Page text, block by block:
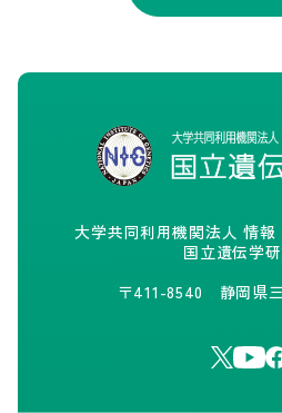
大学共同利用機関法人 情
国立遺伝学
〒411-8540 静岡県三